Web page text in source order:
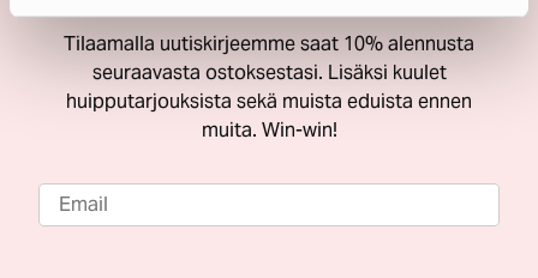
Tilaamalla uutiskirjeemme saat 10% alennusta
seuraavasta ostoksestasi. Lisäksi kuulet
huipputarjouksista sekä muista eduista ennen
muita. Win-win!